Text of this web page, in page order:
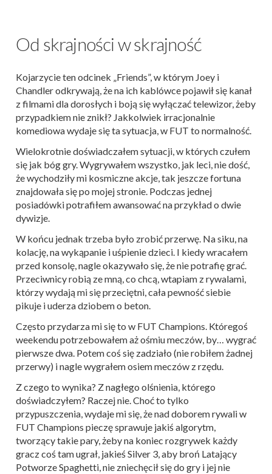
Od skrajności w skrajność
Kojarzycie ten odcinek „Friends”, w którym Joey i
Chandler odkrywają, że na ich kablówce pojawił się kanał
z filmami dla dorosłych i boją się wyłączać telewizor, żeby
przypadkiem nie znikł? Jakkolwiek irracjonalnie
komediowa wydaje się ta sytuacja, w FUT to normalność.
Wielokrotnie doświadczałem sytuacji, w których czułem
się jak bóg gry. Wygrywałem wszystko, jak leci, nie dość,
że wychodziły mi kosmiczne akcje, tak jeszcze fortuna
znajdowała się po mojej stronie. Podczas jednej
posiadówki potrafiłem awansować na przykład o dwie
dywizje.
W końcu jednak trzeba było zrobić przerwę. Na siku, na
kolację, na wykąpanie i uśpienie dzieci. I kiedy wracałem
przed konsolę, nagle okazywało się, że nie potrafię grać.
Przeciwnicy robią ze mną, co chcą, wtapiam z rywalami,
którzy wydają mi się przeciętni, cała pewność siebie
pikuje i uderza dziobem o beton.
Często przydarza mi się to w FUT Champions. Któregoś
weekendu potrzebowałem aż ośmiu meczów, by… wygrać
pierwsze dwa. Potem coś się zadziało (nie robiłem żadnej
przerwy) i nagle wygrałem osiem meczów z rzędu.
Z czego to wynika? Z nagłego olśnienia, którego
doświadczyłem? Raczej nie. Choć to tylko
przypuszczenia, wydaje mi się, że nad doborem rywali w
FUT Champions pieczę sprawuje jakiś algorytm,
tworzący takie pary, żeby na koniec rozgrywek każdy
gracz coś tam ugrał, jakieś Silver 3, aby broń Latający
Potworze Spaghetti, nie zniechęcił się do gry i jej nie